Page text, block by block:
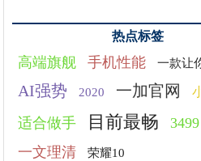
热点标签
高端旗舰 手机性能 一款让
AI强势 2020 一加官网
适合做手 目前最畅
3499
一文理清
荣耀10